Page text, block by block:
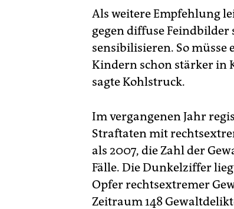
Als weitere Empfehlung
gegen diffuse
sensibilisieren. So
Kindern schon stärker in
sagte Kohlstruck.
Im vergangenen Jahr
Straftaten mit
als 2007, die Zahl der
Fälle. Die Dunkelziffer
Opfer rechtsextremer
Zeitraum 148